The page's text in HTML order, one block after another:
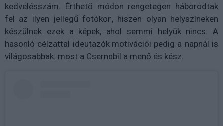
kedvelésszám. Érthető módon rengetegen háborodtak
fel az ilyen jellegű fotókon, hiszen olyan helyszíneken
készülnek ezek a képek, ahol semmi helyük nincs. A
hasonló célzattal ideutazók motivációi pedig a napnál is
világosabbak: most a Csernobil a menő és kész.